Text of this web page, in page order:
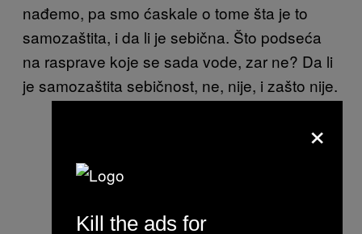
nađemo, pa smo ćaskale o tome šta je to
samozaštita, i da li je sebična. Što podseća
na rasprave koje se sada vode, zar ne? Da li
je samozaštita sebičnost, ne, nije, i zašto nije.
×
Kill the ads for